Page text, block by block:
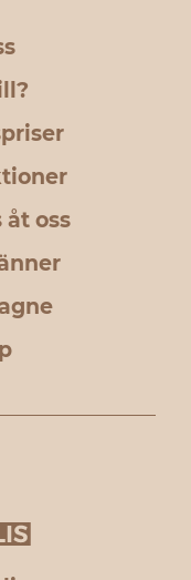
åt oss